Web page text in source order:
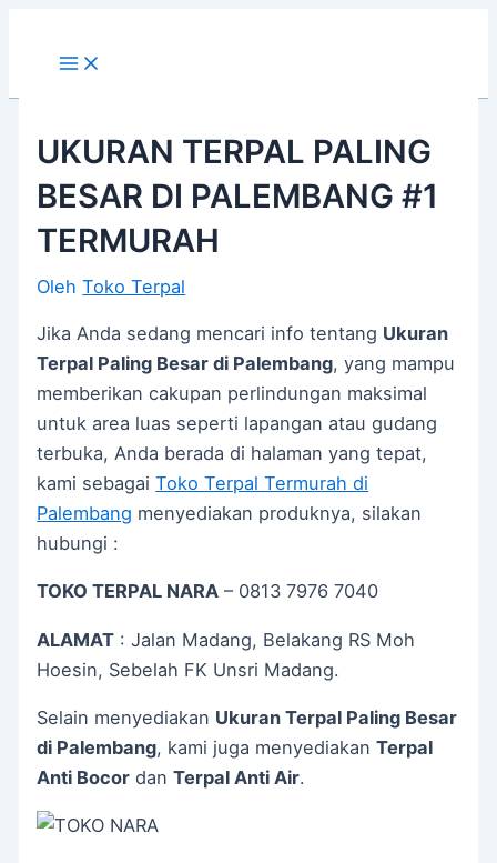
konten
UKURAN TERPAL PALING
BESAR DI PALEMBANG #1
TERMURAH
OlehToko Terpal
Jika Anda sedang mencari info tentang Ukuran
Terpal Paling Besar di Palembang, yang mampu
memberikan cakupan perlindungan maksimal
untuk area luas seperti lapangan atau gudang
terbuka, Anda berada di halaman yang tepat,
kami sebagaiToko Terpal Termurah di
Palembang menyediakan produknya, silakan
hubungi :
TOKO TERPAL NARA – 0813 7976 7040
ALAMAT : Jalan Madang, Belakang RS Moh
Hoesin, Sebelah FK Unsri Madang.
Selain menyediakan Ukuran Terpal Paling Besar
di Palembang, kami juga menyediakanTerpal
Anti Bocor danTerpal Anti Air.